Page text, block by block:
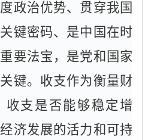
政治优势、贯穿我国
键密码、是中国在时
要法宝，是党和国家
键。收支作为衡量财
收支是否能够稳定增
济发展的活力和可持